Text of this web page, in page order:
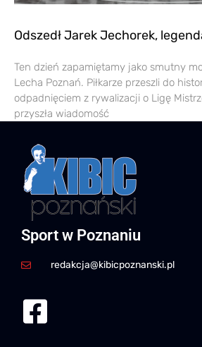
Odszedł Jarek Jechorek,
Ten dzień zapamiętamy jako smutny
Lecha Poznań. Piłkarze przeszli do
odpadnięciem z rywalizacji o Ligę
przyszła wiadomość
Sport w Poznaniu
redakcja@kibicpoznanski.pl